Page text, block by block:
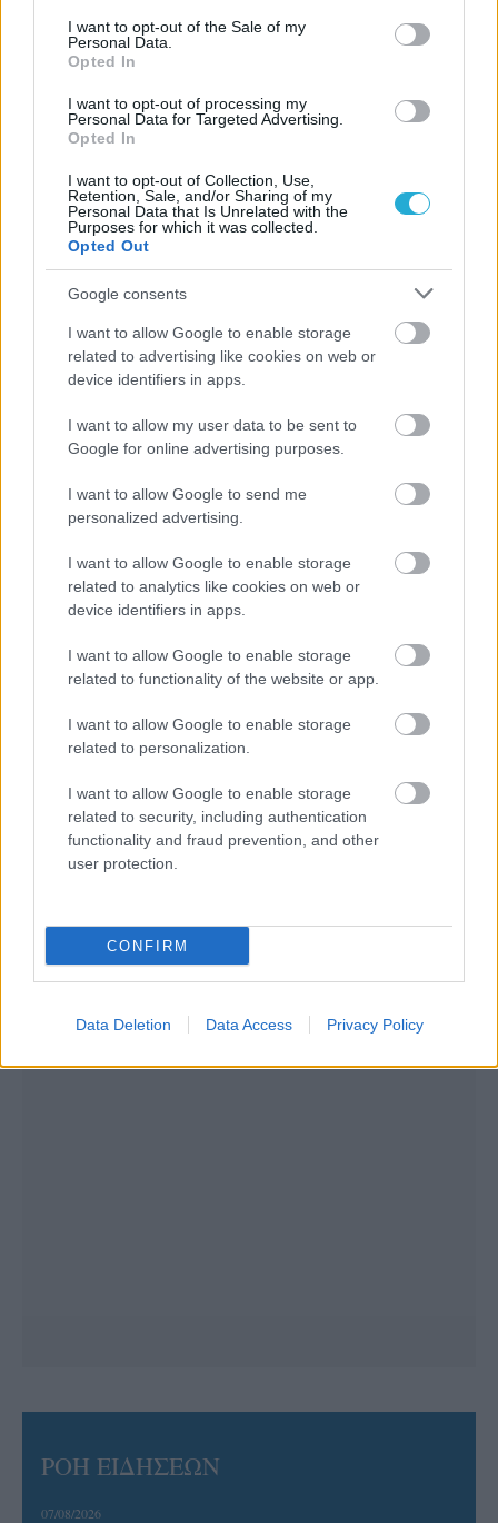
consent section.
I want to opt-out of the Sale of my
Personal Data.
Opted In
I want to opt-out of processing my
Personal Data for Targeted Advertising.
Opted In
I want to opt-out of Collection, Use,
Retention, Sale, and/or Sharing of my
Personal Data that Is Unrelated with the
Purposes for which it was collected.
Opted Out
Google consents
I want to allow Google to enable storage
related to advertising like cookies on web or
device identifiers in apps.
I want to allow my user data to be sent to
Google for online advertising purposes.
I want to allow Google to send me
personalized advertising.
I want to allow Google to enable storage
related to analytics like cookies on web or
device identifiers in apps.
I want to allow Google to enable storage
related to functionality of the website or app.
I want to allow Google to enable storage
related to personalization.
I want to allow Google to enable storage
related to security, including authentication
functionality and fraud prevention, and other
user protection.
CONFIRM
Data Deletion Data Access Privacy Policy
όψει της συμμετοχής της στον προκριματικό όμιλο του
Ευρωπαϊκού πρωταθλήματος (13-15 Ιανουαρίου στο Ροβινί
ΕΘΝΙΚΕΣ ΟΜΑΔΕΣ 21/12/2016
Συγκεντρωτική προετοιμασία της εθνικής
κορασίδων
Ο Ομοσπονδιακός προπονητής Δημήτριος Φλώρος και ο
συνεργάτης του Κώστας Γκούντας καλούν τις παρακάτω
αθλήτριες σε συγκεντρωτική προετοιμασία της Εθνικής
ομάδος Κορασίδων που θα πραγματοποιηθεί στην Κόνιτσα
από τις 27.12.2016 έως τις 8.1.2017 και θα συνεχιστεί με
φιλικούς αγώνες στο Βελιγράδι από 9–11.1.2017, ενόψει
των προκριματικών αγώνων του Ευρωπαϊκού
Πρωταθλήματος που θα διεξαχθούν στην πόλη Rovinj της
Κροατίας από 13-15.1.2017.
ΡΟΗ ΕΙΔΗΣΕΩΝ
07/08/2026